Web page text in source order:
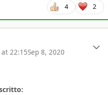
4 2
22:15Sep 8, 2020